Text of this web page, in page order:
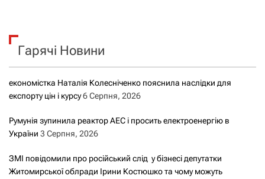
к
Гарячі Новини
економістка Наталія Колесніченко пояснила наслідки для
експорту цін і курсу6 Серпня, 2026
Румунія зупинила реактор АЕС і просить електроенергію в
України 3 Серпня, 2026
ЗМІ повідомили про російський слід у бізнесі депутатки
Житомирської облради Ірини Костюшко та чому можуть